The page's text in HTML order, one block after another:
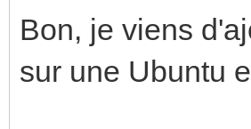
Bon, je viens
sur une Ubuntu